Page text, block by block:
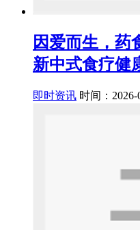
因爱而生，药
新中式食疗健
即时资讯 时间：2026-